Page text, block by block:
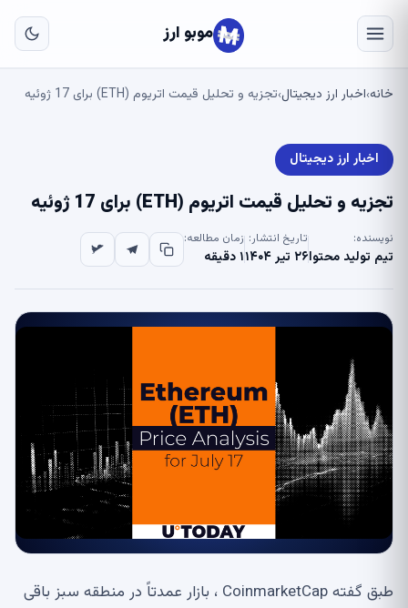
موبو ارز
خانه›اخبار ارز دیجیتال›تجزیه و تحلیل قیمت اتریوم (ETH) برای 17 ژوئیه
اخبار ارز دیجیتال
تجزیه و تحلیل قیمت اتریوم (ETH) برای 17 ژوئیه
نویسنده:
تیم تولید محتوا
تاریخ انتشار:
۲۶ تیر ۱۴۰۴
زمان مطالعه:
۱ دقیقه
طبق گفته CoinmarketCap ، بازار عمدتاً در منطقه سبز باقی